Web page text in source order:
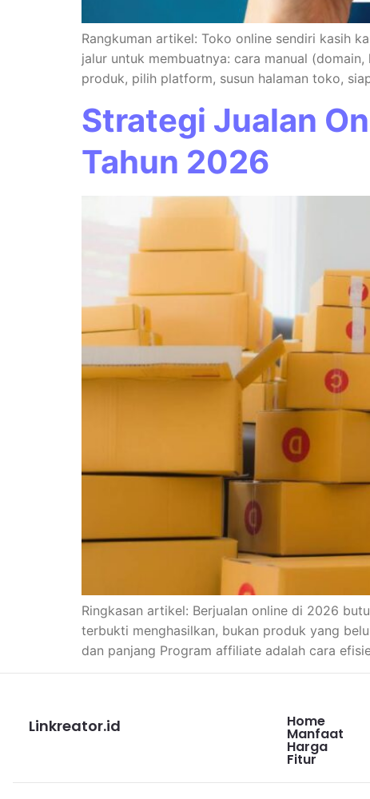
Rangkuman artikel: Toko online sendiri kasih
jalur untuk membuatnya: cara manual
produk, pilih platform, susun halaman toko,
Strategi Jualan
Tahun 2026
Ringkasan artikel: Berjualan online di 2026
terbukti menghasilkan, bukan produk yang
dan panjang Program affiliate adalah cara
Linkreator.id Home
Manfaat
Harga
Fitur